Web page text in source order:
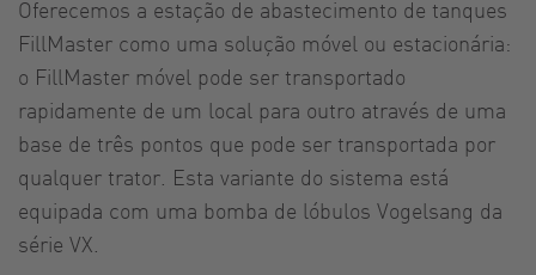
Oferecemos a estação de abastecimento de tanques
FillMaster como uma solução móvel ou estacionária:
o FillMaster móvel pode ser transportado
rapidamente de um local para outro através de uma
base de três pontos que pode ser transportada por
qualquer trator. Esta variante do sistema está
equipada com uma bomba de lóbulos Vogelsang da
série VX.